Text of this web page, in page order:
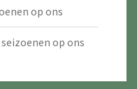
op ons
op ons